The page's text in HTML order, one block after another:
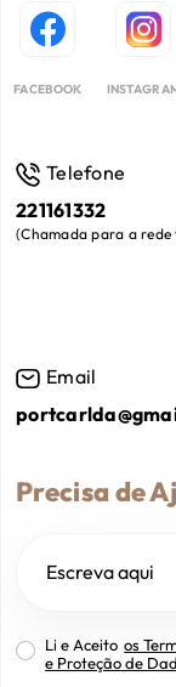
FACEBOOK
Telefone
221161332
(Chamada para a
Email
Precisa de
Li e Aceito os
e Proteção de